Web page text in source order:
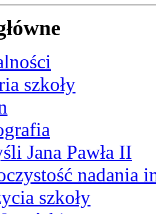
szkoły
Jana Pawła II
nadania
szkoły